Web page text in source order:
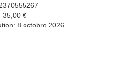
35,00 €
8 octobre 2026